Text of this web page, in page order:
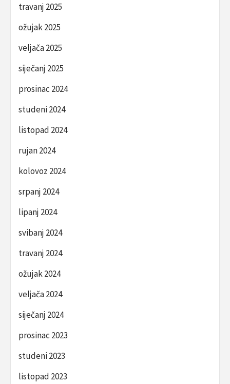
travanj 2025
ožujak 2025
veljača 2025
siječanj 2025
prosinac 2024
studeni 2024
listopad 2024
rujan 2024
kolovoz 2024
srpanj 2024
lipanj 2024
svibanj 2024
travanj 2024
ožujak 2024
veljača 2024
siječanj 2024
prosinac 2023
studeni 2023
listopad 2023